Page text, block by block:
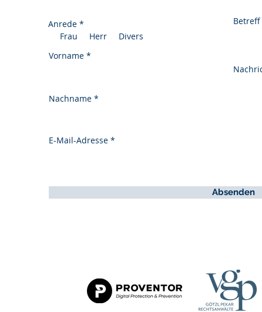
Anrede *
Frau
Herr
Divers
Vorname
Nachname
E-Mail-Adresse
Betreff
Absenden